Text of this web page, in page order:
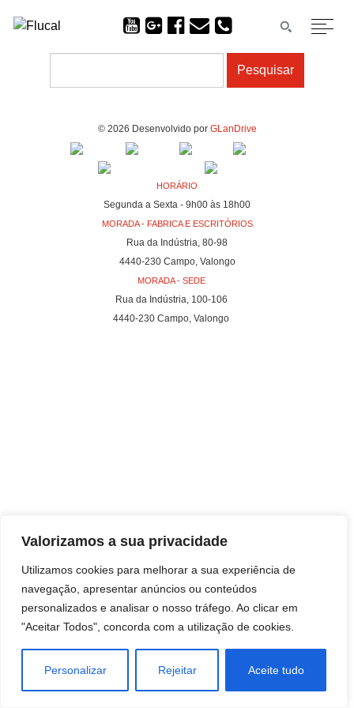
Valorizamos a sua privacidade
Utilizamos cookies para melhorar a sua experiência de
navegação, apresentar anúncios ou conteúdos
personalizados e analisar o nosso tráfego. Ao clicar em
"Aceitar Todos", concorda com a utilização de cookies.
Personalizar Rejeitar Aceite tudo
© 2026 Desenvolvido por GLanDrive
HORÁRIO
Segunda a Sexta - 9h00 às 18h00
MORADA - FABRICA E ESCRITÓRIOS
Rua da Indústria, 80-98
4440-230 Campo, Valongo
MORADA - SEDE
Rua da Indústria, 100-106
4440-230 Campo, Valongo